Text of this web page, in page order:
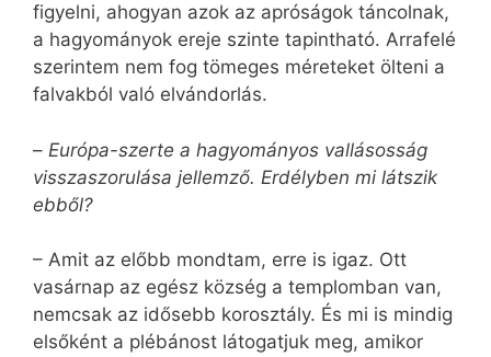
figyelni, ahogyan azok az apróságok táncolnak,
a hagyományok ereje szinte tapintható. Arrafelé
szerintem nem fog tömeges méreteket ölteni a
falvakból való elvándorlás.
– Európa-szerte a hagyományos vallásosság
visszaszorulása jellemző. Erdélyben mi látszik
ebből?
– Amit az előbb mondtam, erre is igaz. Ott
vasárnap az egész község a templomban van,
nemcsak az idősebb korosztály. És mi is mindig
elsőként a plébánost látogatjuk meg, amikor